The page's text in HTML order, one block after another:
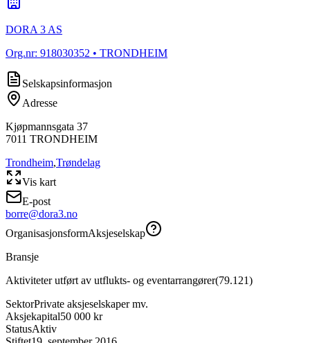
DORA 3 AS
Org.nr: 918030352 • TRONDHEIM
Selskapsinformasjon
Adresse
Kjøpmannsgata 37
7011 TRONDHEIM
Trondheim,Trøndelag
Vis kart
E-post
borre@dora3.no
OrganisasjonsformAksjeselskap
Bransje
Aktiviteter utført av utflukts- og eventarrangører(79.121)
SektorPrivate aksjeselskaper mv.
Aksjekapital50 000 kr
StatusAktiv